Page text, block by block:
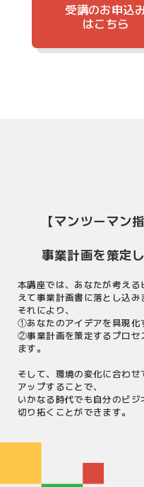
受講のお申込
はこちら
【マンツーマン
事業計画を策定
本講座では、あなたが考え
えて事業計画書に落とし込み
それにより、
①あなたのアイデアを具現化
②事業計画を策定するプロセ
ます。
そして、環境の変化に合わ
アップすることで、
いかなる時代でも自分のビ
切り拓くことができます。